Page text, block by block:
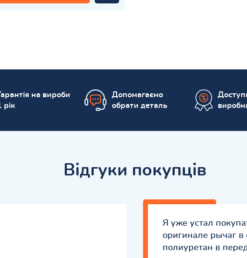
на вироби
рік
Допомагаємо
обрати деталь
Відгуки покупців
Я уже устал
оригинале рычаг в
полиуретан в